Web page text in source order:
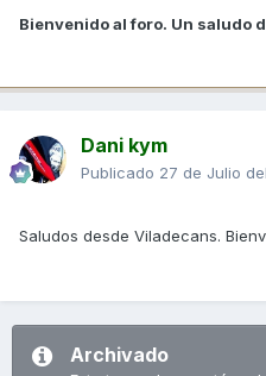
Bienvenido al foro. Un saludo
Dani kym
Publicado 27 de Julio
Saludos desde Viladecans.
Archivado